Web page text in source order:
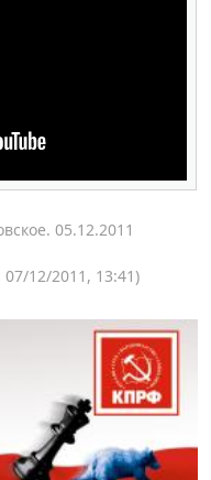
05.12.2011
12/2011, 13:41)